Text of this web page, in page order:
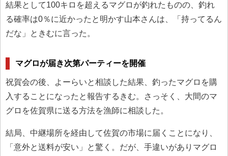
結果として100キロを超えるマグロが釣れたものの、釣れ
る確率は0％に近かったと明かす山本さんは、「持ってるん
だな」ときむに言った。
マグロが届き次第パーティーを開催
祝賀会の後、よーらいと相談した結果、釣ったマグロを購
入することになったと報告するきむ。さっそく、大間のマ
グロを佐賀県に送る方法を漁師に相談した。
結局、中継場所を経由して佐賀の市場に届くことになり、
「意外と送料が安い」と驚く。だが、手違いがありマグロ